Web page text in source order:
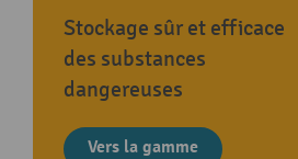
Stockage sûr et efficace
des substances
dangereuses
Vers la gamme